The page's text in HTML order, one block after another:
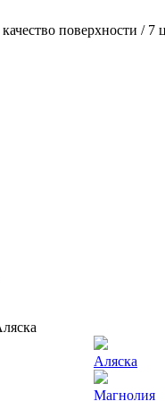
поверхности / 7
Аляска
Магнолия